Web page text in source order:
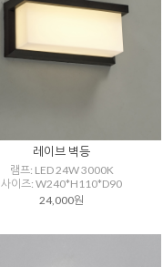
레이브 벽등
램프: LED 24W 3000K
사이즈: W240*H110*D90
24,000원